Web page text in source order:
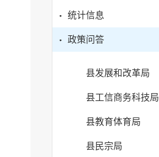
统计信息
政策问答
县发展和改革局
县工信商务科技局
县教育体育局
县民宗局